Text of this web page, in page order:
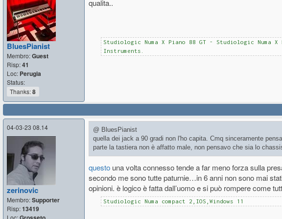
BluesPianist
Membro:Guest
Risp:41
Loc: Perugia
Status:
Thanks:8
qualita..
Studiologic Numa X Piano 88 GT - Studiologic Numa
Instruments.
04-03-23 08.14
zerinovic
Membro:Supporter
Risp:13419
@ BluesPianist
quella dei jack a 90 gradi non l'ho capita. Cmq sinceramente
parte la tastiera non è affatto male, non pensavo che sia lo
questo una volta connesso tende a far meno forza sulla
secondo me sono tutte paturnie…in 6 anni non sono mai
opinioni. è logico è fatta dall’uomo e si può rompere come
Studiologic Numa compact 2,IOS,Windows 11